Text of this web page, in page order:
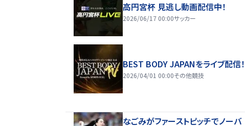
高円宮杯 見逃し動画配信中！
2026/06/17 00:00サッカー
BEST BODY JAPANをライブ配信！
2026/04/01 00:00その他競技
なごみがファーストピッチでノーバ